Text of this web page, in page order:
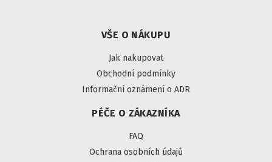
VŠE O NÁKUPU
Jak nakupovat
Obchodní podmínky
Informační oznámení o ADR
PÉČE O ZÁKAZNÍKA
FAQ
Ochrana osobních údajů